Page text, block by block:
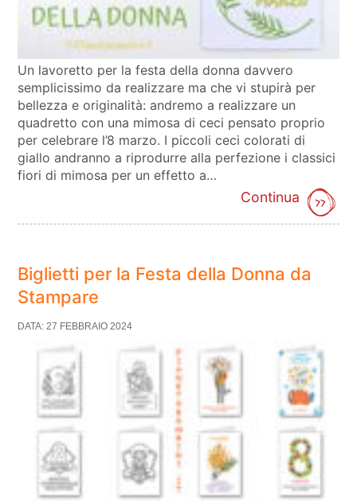
Un lavoretto per la festa della donna davvero
semplicissimo da realizzare ma che vi stupirà per
bellezza e originalità: andremo a realizzare un
quadretto con una mimosa di ceci pensato proprio
per celebrare l’8 marzo. I piccoli ceci colorati di
giallo andranno a riprodurre alla perfezione i classici
fiori di mimosa per un effetto a…
Continua
Biglietti per la Festa della Donna da
Stampare
DATA: 27 FEBBRAIO 2024